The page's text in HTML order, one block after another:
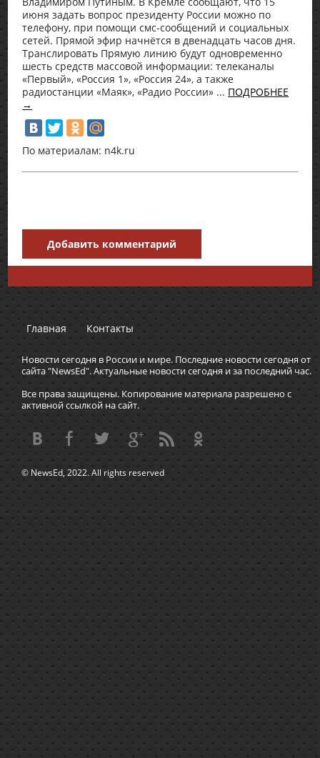
июня задать вопрос президенту России можно по
телефону, при помощи смс-сообщений и социальных
сетей. Прямой эфир начнётся в двенадцать часов дня.
Транслировать Прямую линию будут одновременно
шесть средств массовой информации: телеканалы
«Первый», «Россия 1», «Россия 24», а также
радиостанции «Маяк», «Радио России» ... ПОДРОБНЕЕ
→
По материалам: n4k.ru
Добавить комментарий
Главная Контакты
Новости сегодня в России и мире. Последние новости сегодня от
сайта "NewsEd". Актуальные новости сегодня и за последний час.
Все права защищены. Копирование материала разрешено с
активной ссылкой на сайт.
© NewsEd, 2022. All rights reserved